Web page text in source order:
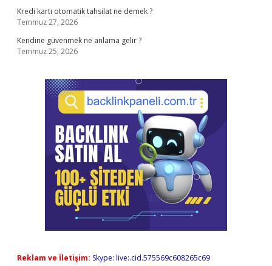
Kredi kartı otomatik tahsilat ne demek ?
Temmuz 27, 2026
Kendine güvenmek ne anlama gelir ?
Temmuz 25, 2026
Reklam ve İletişim: Skype: live:.cid.575569c608265c69